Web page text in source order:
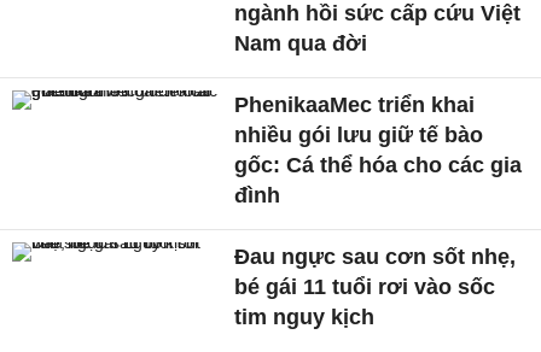
ngành hồi sức cấp cứu Việt
Nam qua đời
PhenikaaMec triển khai
nhiều gói lưu giữ tế bào
gốc: Cá thể hóa cho các gia
đình
Đau ngực sau cơn sốt nhẹ,
bé gái 11 tuổi rơi vào sốc
tim nguy kịch